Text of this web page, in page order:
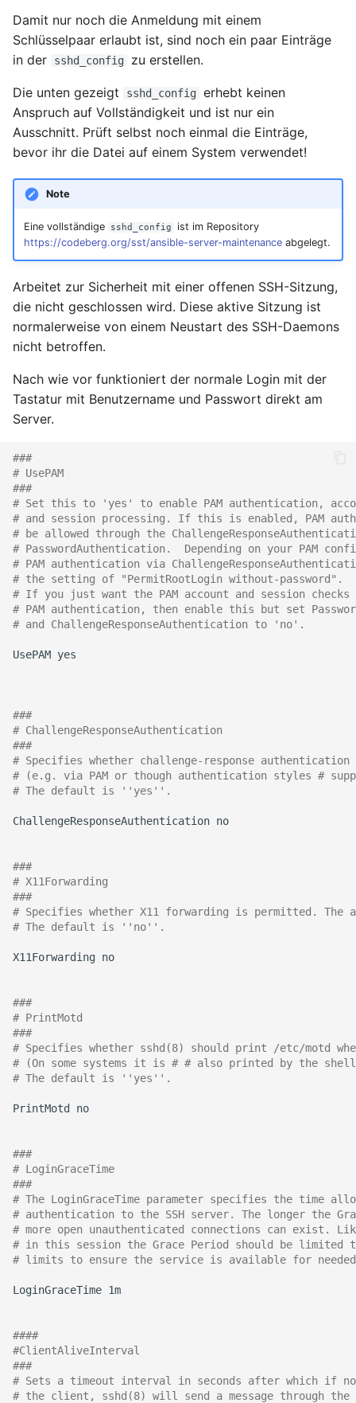
Mai 2020
April 2020
März 2020
Februar 2020
Dezember 2019
November 2019
Oktober 2019
August 2019
November 2018
Oktober 2018
September 2018
Mai 2018
April 2018
Februar 2018
Januar 2018
Oktober 2016
September 2014
September 2013
August 2013
April 2013
Dezember 2012
November 2012
Oktober 2012
September 2012
August 2012
April 2012
Dezember 2010
November 2010
Damit nur noch die Anmeldung mit einem
Schlüsselpaar erlaubt ist, sind noch ein paar Einträge
in der
sshd_config zu erstellen.
Die unten gezeigt sshd_config erhebt keinen
Anspruch auf Vollständigkeit und ist nur ein
Ausschnitt. Prüft selbst noch einmal die Einträge,
bevor ihr die Datei auf einem System verwendet!
Note
Eine vollständige sshd_config
ist im Repository
https://codeberg.org/sst/ansible-server-maintenanceabgelegt.
Arbeitet zur Sicherheit mit einer offenen SSH-Sitzung,
die nicht geschlossen wird. Diese aktive Sitzung ist
normalerweise von einem Neustart des SSH-Daemons
nicht betroffen.
Nach wie vor funktioniert der normale Login mit der
Tastatur mit Benutzername und Passwort direkt am
Server.
###
# UsePAM
###
# Set this to 'yes' to enable PAM authentication,
# and session processing. If this is enabled, PAM
# be allowed through the
# PasswordAuthentication.  Depending on your PAM
# PAM authentication via
# the setting of "PermitRootLogin without-password".
# If you just want the PAM account and session
# PAM authentication, then enable this but set
# and ChallengeResponseAuthentication to 'no'.
UsePAM yes
###
# ChallengeResponseAuthentication
###
# Specifies whether challenge-response
# (e.g. via PAM or though authentication styles #
# The default is ''yes''.
ChallengeResponseAuthentication no
###
# X11Forwarding
###
# Specifies whether X11 forwarding is permitted.
# The default is ''no''.
X11Forwarding no
###
# PrintMotd
###
# Specifies whether sshd(8) should print /etc/motd
# (On some systems it is # # also printed by the
# The default is ''yes''.
PrintMotd no
###
# LoginGraceTime
###
# The LoginGraceTime parameter specifies the time
# authentication to the SSH server. The longer the
# more open unauthenticated connections can exist.
# in this session the Grace Period should be limited
# limits to ensure the service is available for
LoginGraceTime 1m
####
#ClientAliveInterval
###
# Sets a timeout interval in seconds after which if
# the client, sshd(8) will send a message through